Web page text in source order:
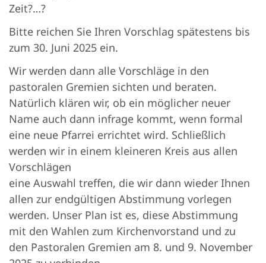
Zeit?…?
Bitte reichen Sie Ihren Vorschlag spätestens bis
zum 30. Juni 2025 ein.
Wir werden dann alle Vorschläge in den
pastoralen Gremien sichten und beraten.
Natürlich klären wir, ob ein möglicher neuer
Name auch dann infrage kommt, wenn formal
eine neue Pfarrei errichtet wird. Schließlich
werden wir in einem kleineren Kreis aus allen
Vorschlägen
eine Auswahl treffen, die wir dann wieder Ihnen
allen zur endgültigen Abstimmung vorlegen
werden. Unser Plan ist es, diese Abstimmung
mit den Wahlen zum Kirchenvorstand und zu
den Pastoralen Gremien am 8. und 9. November